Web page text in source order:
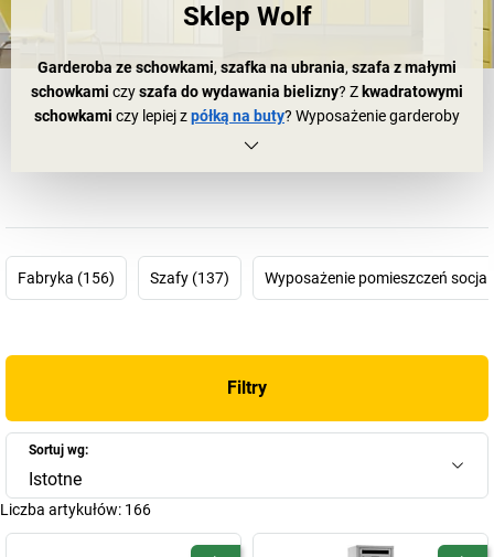
Sklep Wolf
Garderoba ze schowkami, szafka na ubrania, szafa z małymi
schowkami czyszafa do wydawania bielizny? Z kwadratowymi
schowkami czy lepiej zpółką na buty? Wyposażenie garderoby
czy przebieralni nie zdaje się być wielkim wyzwaniem,
wszystko, co potrzebne jest do wyposażenia pomieszczeń
socjalnych. Firma z prawie 100-letnią tradycją została założona w
skoncentrować się głównie na produkcji szaf stalowych oraz
definitywnie zdecydowała się na produkcję wyposażenia do biur i
zakładów – dziś EUGEN WOLF Metallwarenfabrik GmbH
zaliczana jest do wiodących producentów
Fabryka (156) Szafy (137) Wyposażenie pomieszczeń
Filtry
Sortuj wg:
Istotne
Liczba artykułów: 166